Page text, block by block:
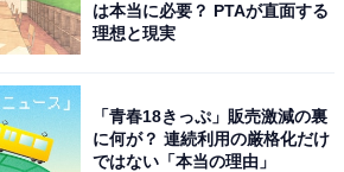
は本当に必要？ PTAが直面する
理想と現実
「青春18きっぷ」販売激減の裏
に何が？ 連続利用の厳格化だけ
ではない「本当の理由」